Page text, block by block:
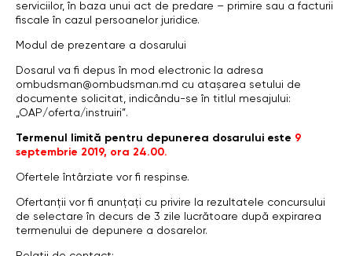
serviciilor, în baza unui act de predare – primire sau a facturii
fiscale în cazul persoanelor juridice.
Modul de prezentare a dosarului
Dosarul va fi depus în mod electronic la adresa
ombudsman@ombudsman.md cu atașarea setului de
documente solicitat, indicându-se în titlul mesajului:
„OAP/oferta/instruiri”.
Termenul limită pentru depunerea dosarului este 9
septembrie 2019, ora 24.00.
Ofertele întârziate vor fi respinse.
Ofertanții vor fi anunțați cu privire la rezultatele concursului
de selectare în decurs de 3 zile lucrătoare după expirarea
termenului de depunere a dosarelor.